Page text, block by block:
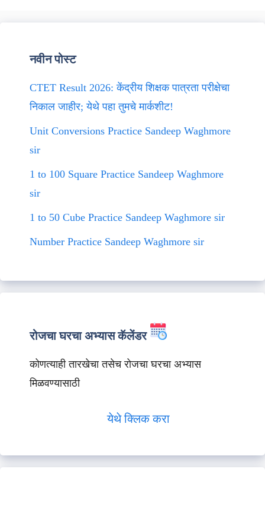
नवीन पोस्ट
CTET Result 2026: केंद्रीय शिक्षक पात्रता परीक्षेचा
निकाल जाहीर; येथे पहा तुमचे मार्कशीट!
Unit Conversions Practice Sandeep Waghmore
sir
1 to 100 Square Practice Sandeep Waghmore
sir
1 to 50 Cube Practice Sandeep Waghmore sir
Number Practice Sandeep Waghmore sir
रोजचा घरचा अभ्यास कॅलेंडर
कोणत्याही तारखेचा तसेच रोजचा घरचा अभ्यास
मिळवण्यासाठी
येथे क्लिक करा